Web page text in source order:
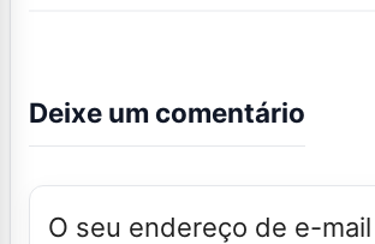
Deixe um comentário
O seu endereço de e-